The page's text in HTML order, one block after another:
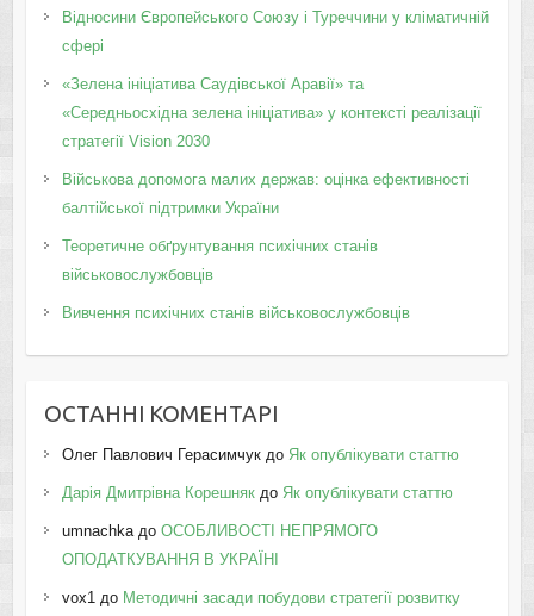
Відносини Європейського Союзу і Туреччини у кліматичній
сфері
«Зелена ініціатива Саудівської Аравії» та
«Середньосхідна зелена ініціатива» у контексті реалізації
стратегії Vision 2030
Військова допомога малих держав: оцінка ефективності
балтійської підтримки України
Теоретичне обґрунтування психічних станів
військовослужбовців
Вивчення психічних станів військовослужбовців
ОСТАННІ КОМЕНТАРІ
Олег Павлович Герасимчукдо Як опублікувати статтю
Дарія Дмитрівна Корешнякдо Як опублікувати статтю
umnachkaдо ОСОБЛИВОСТІ НЕПРЯМОГО
ОПОДАТКУВАННЯ В УКРАЇНІ
vox1до Методичні засади побудови стратегії розвитку